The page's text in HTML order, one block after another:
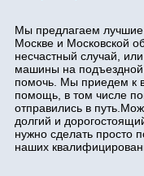
Мы предлагаем лучшие
Москве и Московской
несчастный случай,
машины на
помочь. Мы приедем к
помощь, в том числе
отправились в
долгий и
нужно сделать просто
наших